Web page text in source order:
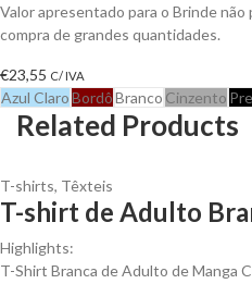
Valor apresentado para o Brinde
compra de grandes quantidades.
€23,55 C/ IVA
Azul ClaroBordôBranco Cinzento
Related Products
T-shirts, Têxteis
T-shirt de Adulto
Highlights:
T-Shirt Branca de Adulto de Manga